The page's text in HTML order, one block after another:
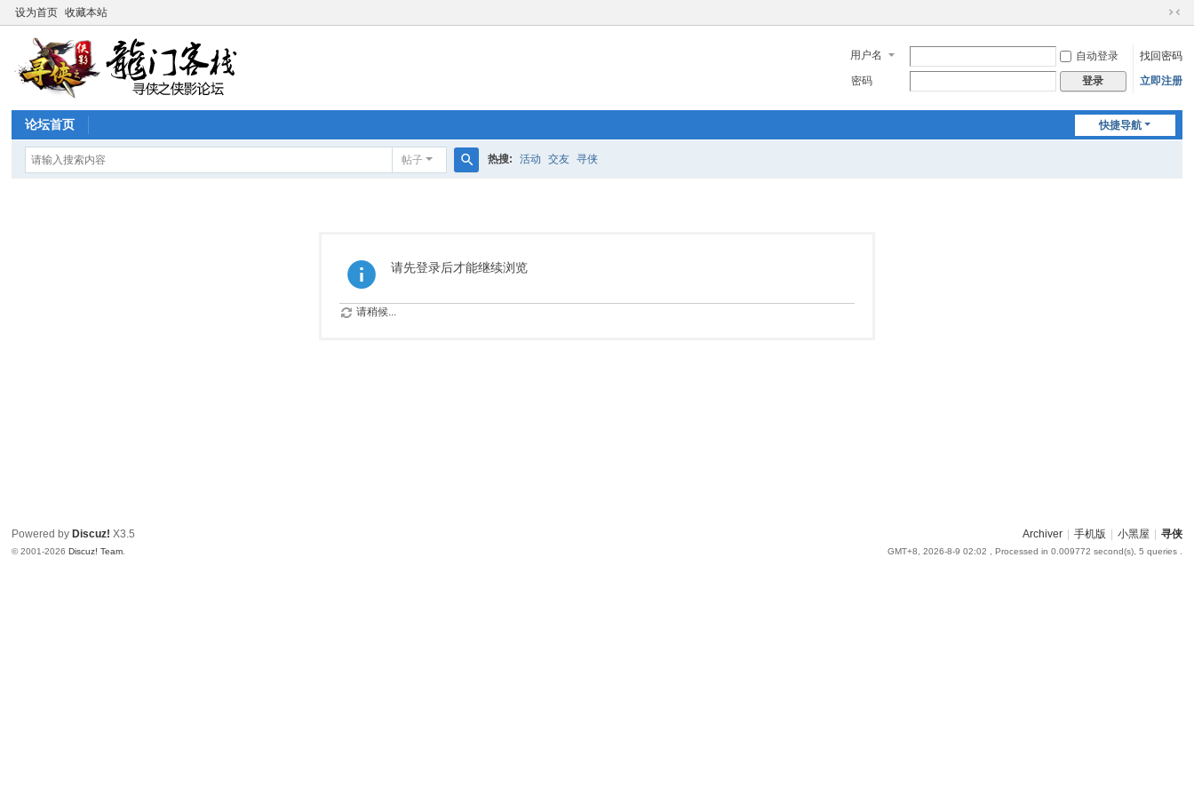
设为首页 收藏本站
切
到
窄
用户名 自动登录
找回密码
密码
登录 立即注册
快捷导航
论坛首页
帖子 热搜: 活动 交友 寻侠
请先登录后才能继续浏览
请稍候...
Archiver 手机版 小黑屋 寻侠
GMT+8, 2026-8-9 02:02 , Processed in 0.009772 second(s), 5 queries .
Powered by Discuz! X3.5
© 2001-2026Discuz! Team